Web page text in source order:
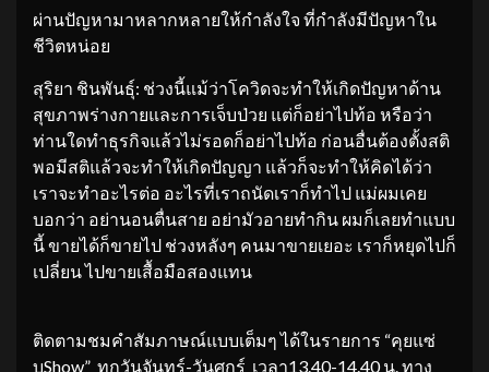
ผ่านปัญหามาหลากหลายให้กำลังใจ ที่กำลังมีปัญหาใน
ชีวิตหน่อย
สุริยา ชินพันธุ์: ช่วงนี้แม้ว่าโควิดจะทำให้เกิดปัญหาด้าน
สุขภาพร่างกายและการเจ็บป่วย แต่ก็อย่าไปท้อ หรือว่า
ท่านใดทำธุรกิจแล้วไม่รอดก็อย่าไปท้อ ก่อนอื่นต้องตั้งสติ
พอมีสติแล้วจะทำให้เกิดปัญญา แล้วก็จะทำให้คิดได้ว่า
เราจะทำอะไรต่อ อะไรที่เราถนัดเราก็ทำไป แม่ผมเคย
บอกว่า อย่านอนตื่นสาย อย่ามัวอายทำกิน ผมก็เลยทำแบบ
นี้ ขายได้ก็ขายไป ช่วงหลังๆ คนมาขายเยอะ เราก็หยุดไปก็
เปลี่ยน ไปขายเสื้อมือสองแทน
ติดตามชมคำสัมภาษณ์แบบเต็มๆ ได้ในรายการ “คุยแซ่
บShow” ทุกวันจันทร์-วันศุกร์ เวลา13.40-14.40 น. ทาง